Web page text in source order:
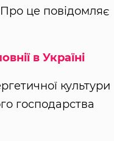
це повідомляє
в Україні
культури
господарства